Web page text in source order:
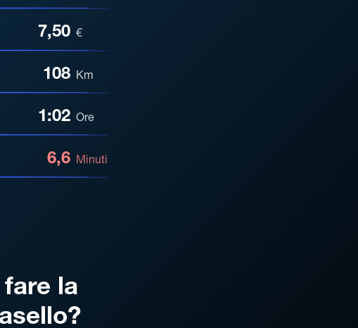
7,50 €
108 Km
1:02 Ore
6,6 Minuti
la